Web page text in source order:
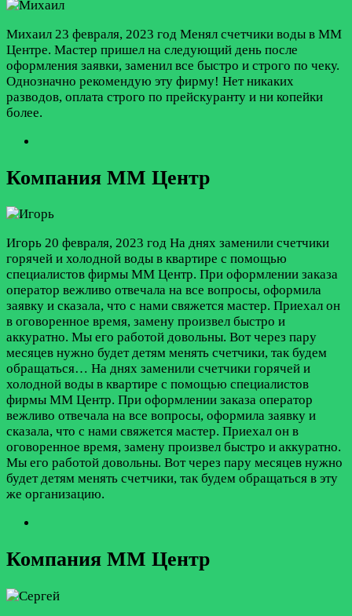
Михаил 23 февраля, 2023 год Менял счетчики воды в ММ
Центре. Мастер пришел на следующий день после
оформления заявки, заменил все быстро и строго по чеку.
Однозначно рекомендую эту фирму! Нет никаких
разводов, оплата строго по прейскуранту и ни копейки
более.
Компания ММ Центр
Игорь 20 февраля, 2023 год На днях заменили счетчики
горячей и холодной воды в квартире с помощью
специалистов фирмы ММ Центр. При оформлении заказа
оператор вежливо отвечала на все вопросы, оформила
заявку и сказала, что с нами свяжется мастер. Приехал он
в оговоренное время, замену произвел быстро и
аккуратно. Мы его работой довольны. Вот через пару
месяцев нужно будет детям менять счетчики, так будем
обращаться… На днях заменили счетчики горячей и
холодной воды в квартире с помощью специалистов
фирмы ММ Центр. При оформлении заказа оператор
вежливо отвечала на все вопросы, оформила заявку и
сказала, что с нами свяжется мастер. Приехал он в
оговоренное время, замену произвел быстро и аккуратно.
Мы его работой довольны. Вот через пару месяцев нужно
будет детям менять счетчики, так будем обращаться в эту
же организацию.
Компания ММ Центр